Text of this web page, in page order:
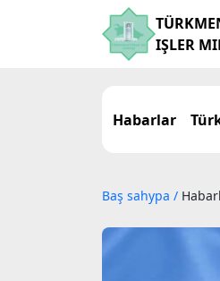
IŞLER
Habarlar
Baş sahypa /